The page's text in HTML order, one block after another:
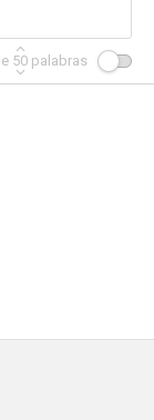
50 palabras